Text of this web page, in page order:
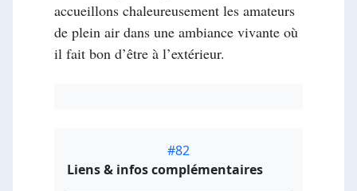
accueillons chaleureusement les amateurs
de plein air dans une ambiance vivante où
il fait bon d’être à l’extérieur.
#82
Liens & infos complémentaires